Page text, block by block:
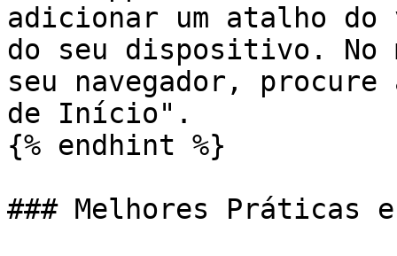
adicionar um atalho
do seu dispositivo. No
seu navegador,
de Início".
{% endhint %}
### Melhores Práticas